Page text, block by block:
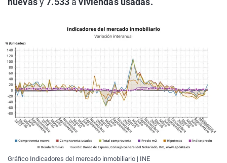
Gráfico Indicadores del mercado inmobiliario | INE